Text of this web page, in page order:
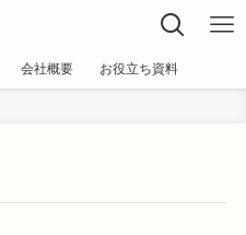
会社概要 お役立ち資料